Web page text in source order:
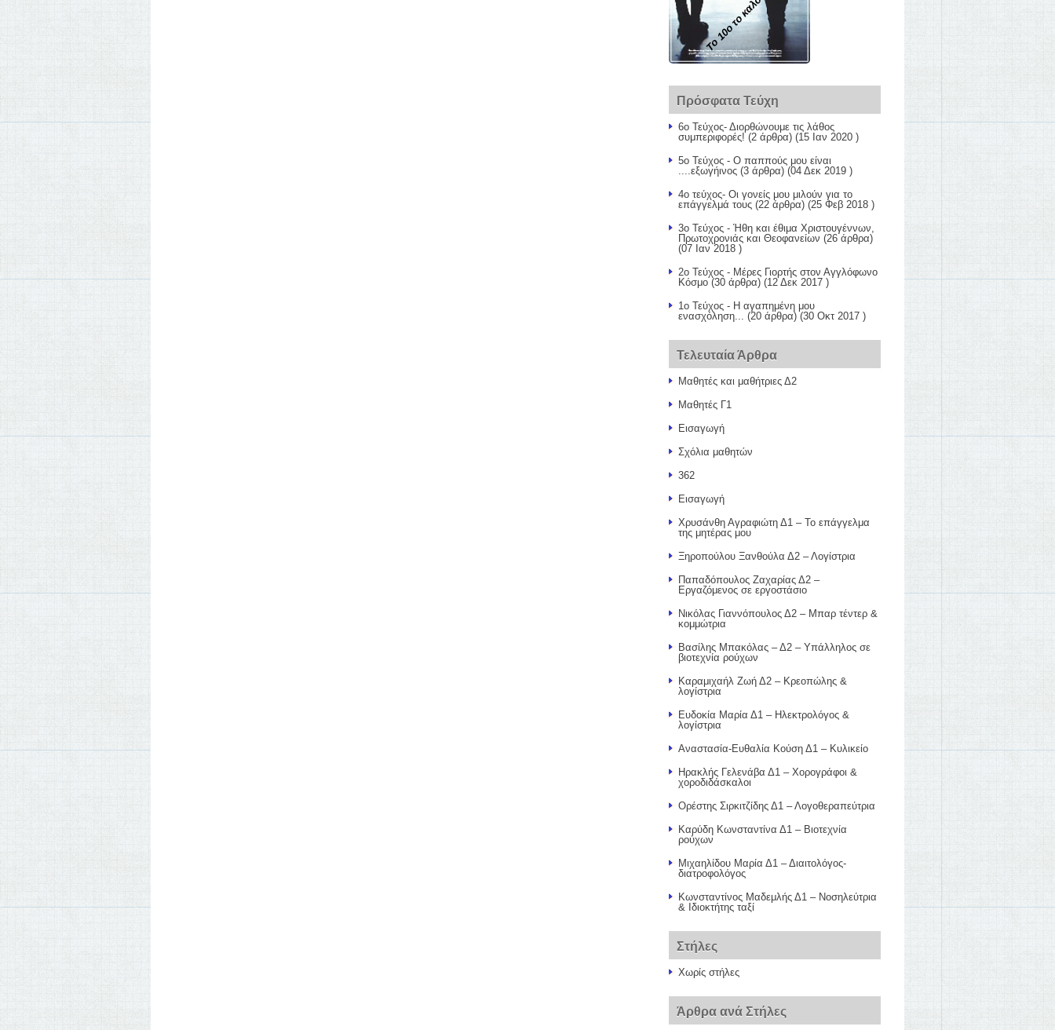
Το 10ο το καλό...
Πρόσφατα Τεύχη
6ο Τεύχος- Διορθώνουμε τις λάθος
συμπεριφορές! (2 άρθρα) (15 Ιαν 2020 )
5ο Τεύχος - Ο παππούς μου είναι
....εξωγήινος (3 άρθρα) (04 Δεκ 2019 )
4ο τεύχος- Οι γονείς μου μιλούν για το
επάγγελμά τους (22 άρθρα) (25 Φεβ 2018 )
3ο Τεύχος - Ήθη και έθιμα Χριστουγέννων,
Πρωτοχρονιάς και Θεοφανείων (26 άρθρα)
(07 Ιαν 2018 )
2ο Τεύχος - Μέρες Γιορτής στον Αγγλόφωνο
Κόσμο (30 άρθρα) (12 Δεκ 2017 )
1ο Τεύχος - Η αγαπημένη μου
ενασχόληση... (20 άρθρα) (30 Οκτ 2017 )
Τελευταία Άρθρα
Μαθητές και μαθήτριες Δ2
Μαθητές Γ1
Εισαγωγή
Σχόλια μαθητών
362
Εισαγωγή
Χρυσάνθη Αγραφιώτη Δ1 – Το επάγγελμα
της μητέρας μου
Ξηροπούλου Ξανθούλα Δ2 – Λογίστρια
Παπαδόπουλος Ζαχαρίας Δ2 –
Εργαζόμενος σε εργοστάσιο
Νικόλας Γιαννόπουλος Δ2 – Μπαρ τέντερ &
κομμώτρια
Βασίλης Μπακόλας – Δ2 – Υπάλληλος σε
βιοτεχνία ρούχων
Καραμιχαήλ Ζωή Δ2 – Κρεοπώλης &
λογίστρια
Ευδοκία Μαρία Δ1 – Ηλεκτρολόγος &
λογίστρια
Αναστασία-Ευθαλία Κούση Δ1 – Κυλικείο
Ηρακλής Γελενάβα Δ1 – Χορογράφοι &
χοροδιδάσκαλοι
Ορέστης Σιρκιτζίδης Δ1 – Λογοθεραπεύτρια
Καρύδη Κωνσταντίνα Δ1 – Βιοτεχνία
ρούχων
Μιχαηλίδου Μαρία Δ1 – Διαιτολόγος-
διατροφολόγος
Κωνσταντίνος Μαδεμλής Δ1 – Νοσηλεύτρια
& Ιδιοκτήτης ταξί
Στήλες
Χωρίς στήλες
Άρθρα ανά Στήλες